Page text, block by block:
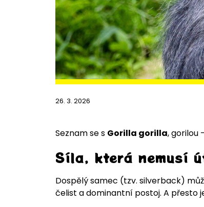
26. 3. 2026
Seznam se s Gorilla gorilla, gorilou
Síla, která nemusí
Dospělý samec (tzv. silverback)
čelist a dominantní postoj. A přesto